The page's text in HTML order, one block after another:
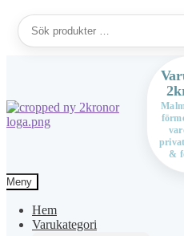
Sök
efter:
Hoppa
Hoppa
&
Meny
Hem
Varukategori